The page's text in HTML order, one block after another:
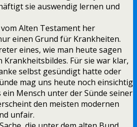
sie auswendig lernen und
Alten Testament her
einen Grund für Krankheiten.
eines, wie man heute sagen
Für sie war klar,
selbst gesündigt hatte oder
mag uns heute noch einsichtig
ein Mensch unter der Sünde seiner
den meisten modernen
unfair.